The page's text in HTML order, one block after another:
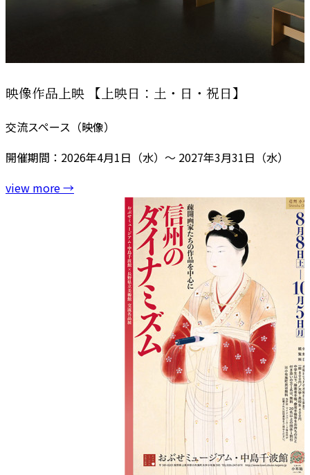
映像作品上映 【上映日：土・日・祝日】
交流スペース（映像）
開催期間：2026年4月1日（水）～ 2027年3月31日（水）
view more→